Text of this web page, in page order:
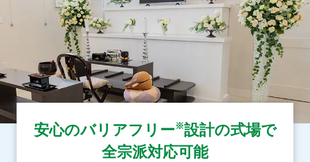
安心のバリアフリー ※設計の式場で
全宗派対応可能